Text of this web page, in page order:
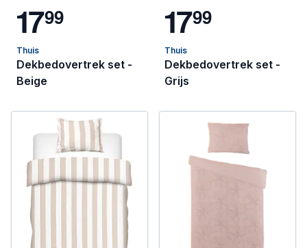
1799
Thuis
Dekbedovertrek set -
Beige
1799
Thuis
Dekbedovertrek set -
Grijs